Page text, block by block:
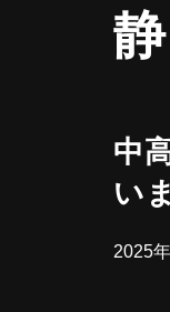
中
い
2025